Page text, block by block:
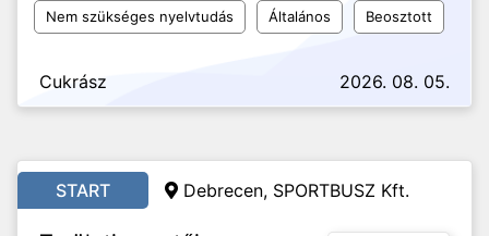
Nem szükséges nyelvtudás Általános Beosztott
Cukrász 2026. 08. 05.
START Debrecen, SPORTBUSZ Kft.